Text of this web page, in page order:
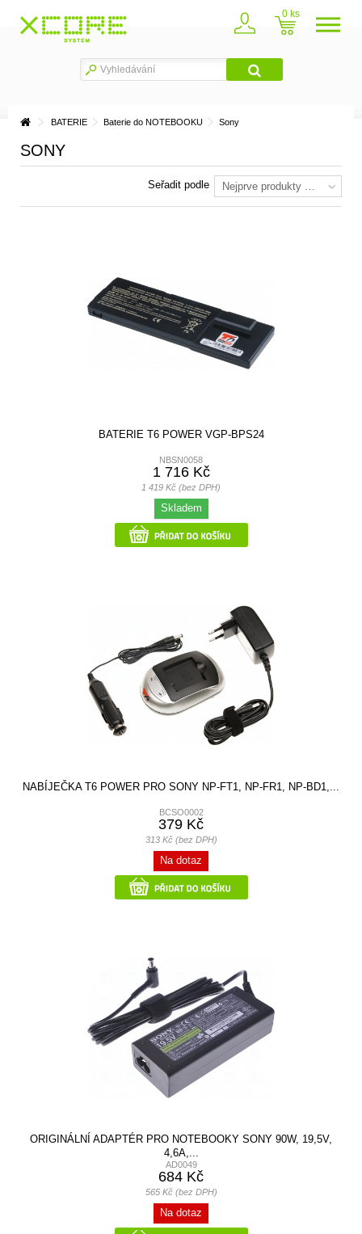
0
BATERIE Baterie do NOTEBOOKU Sony
SONY
Seřadit podle Nejprve produkty skladem
BATERIE T6 POWER VGP-BPS24
NBSN0058
1 716 Kč
1 419 Kč (bez DPH)
Skladem
NABÍJEČKA T6 POWER PRO SONY NP-FT1, NP-FR1, NP-BD1,...
BCSO0002
379 Kč
313 Kč (bez DPH)
Na dotaz
ORIGINÁLNÍ ADAPTÉR PRO NOTEBOOKY SONY 90W, 19,5V,
4,6A,...
AD0049
684 Kč
565 Kč (bez DPH)
Na dotaz